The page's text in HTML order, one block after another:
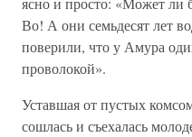
Во! А они семьдесят лет
поверили, что у Амура
проволокой».
Уставшая от пустых
сошлась и съехалась